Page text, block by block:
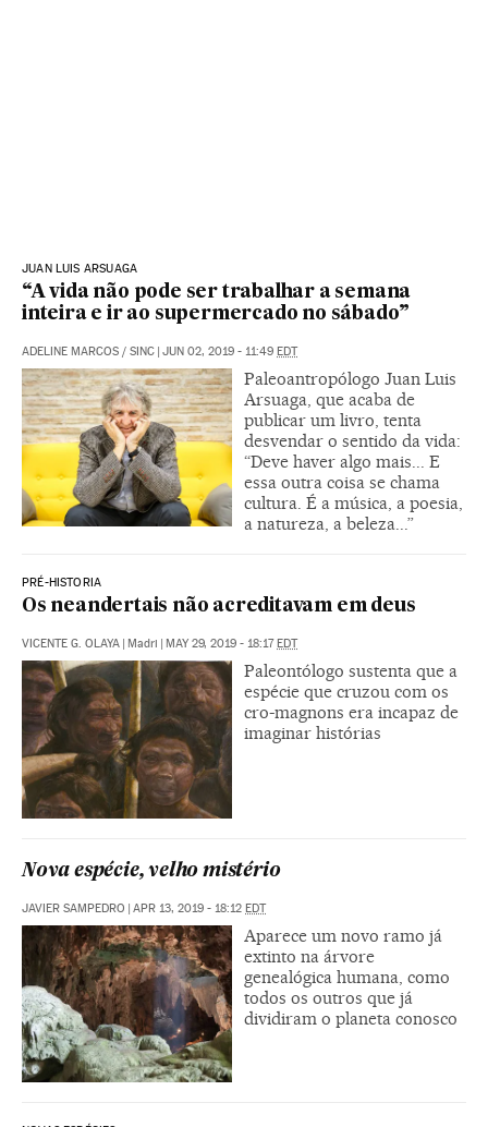
JUAN LUIS ARSUAGA
“A vida não pode ser trabalhar a semana
inteira e ir ao supermercado no sábado”
ADELINE MARCOS / SINC | JUN 02, 2019 - 11:49 EDT
Paleoantropólogo Juan Luis
Arsuaga, que acaba de
publicar um livro, tenta
desvendar o sentido da vida:
“Deve haver algo mais... E
essa outra coisa se chama
cultura. É a música, a poesia,
a natureza, a beleza...”
PRÉ-HISTORIA
Os neandertais não acreditavam em deus
VICENTE G. OLAYA | Madri | MAY 29, 2019 - 18:17EDT
Paleontólogo sustenta que a
espécie que cruzou com os
cro-magnons era incapaz de
imaginar histórias
Nova espécie, velho mistério
JAVIER SAMPEDRO | APR 13, 2019 - 18:12 EDT
Aparece um novo ramo já
extinto na árvore
genealógica humana, como
todos os outros que já
dividiram o planeta conosco